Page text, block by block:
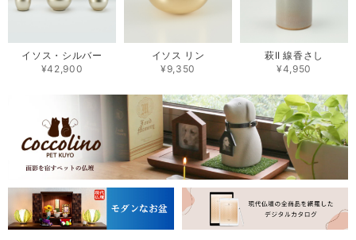
イソス・シルバー
¥42,900
イソス リン
¥9,350
萩II 線香さし
¥4,950